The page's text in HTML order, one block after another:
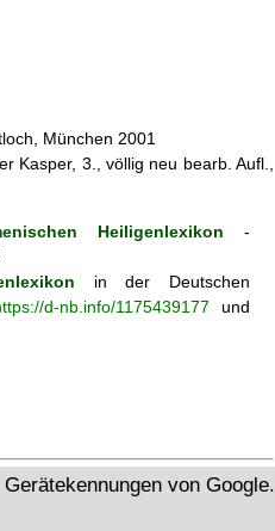
München 2001
Kasper, 3., völlig neu bearb. Aufl.,
Heiligenlexikon -
in der Deutschen
d-nb.info/1175439177 und
von Google.